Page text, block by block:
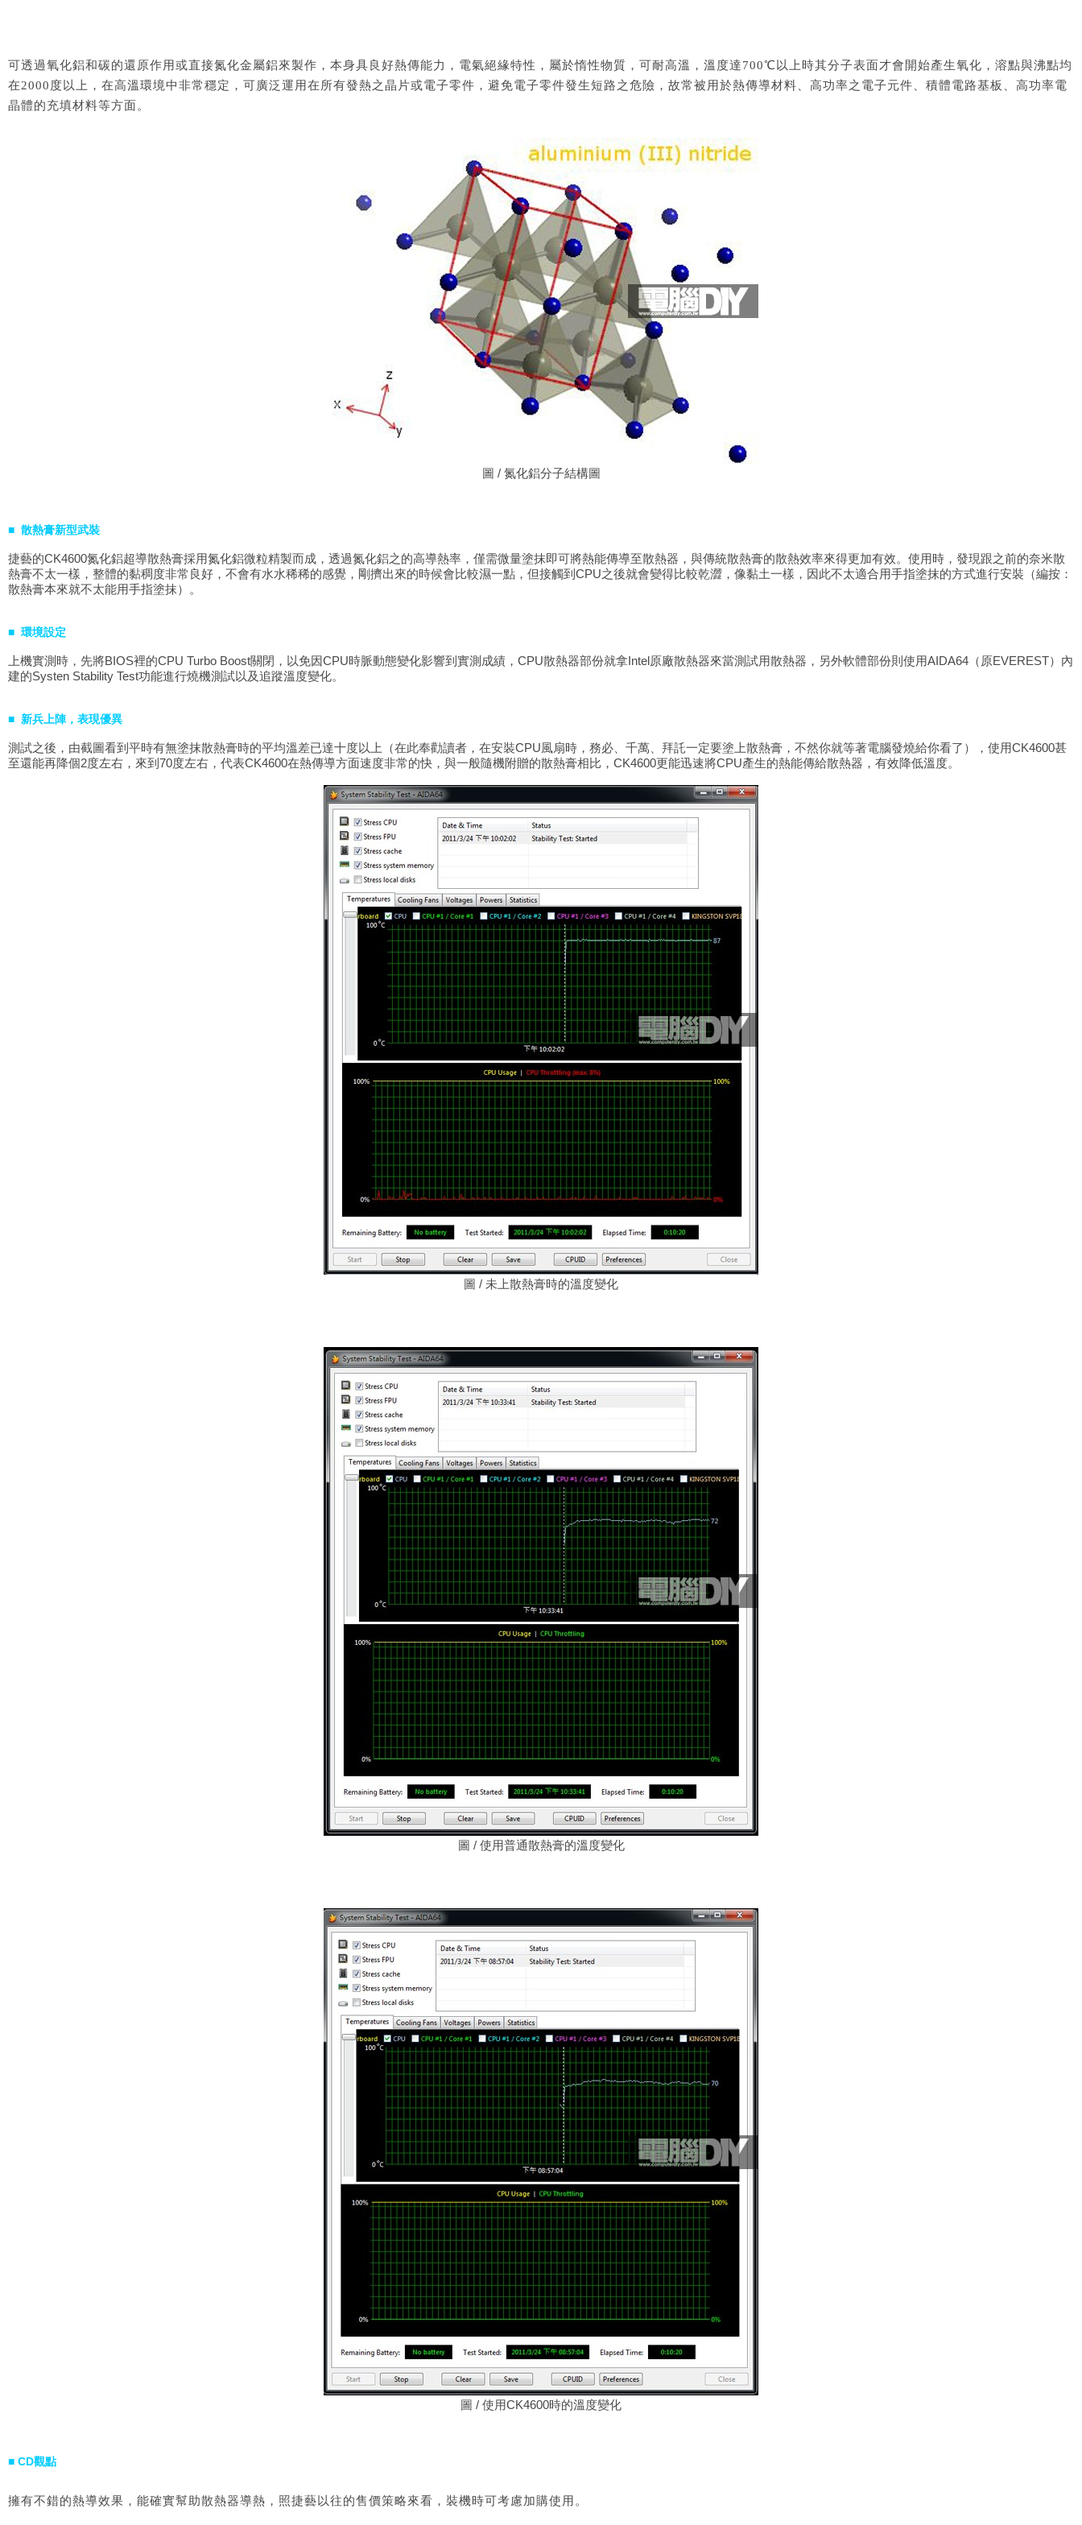
可透過氧化鋁和碳的還原作用或直接氮化金屬鋁來製作，本身具良好熱傳能力，電氣絕緣特性，屬於惰性物質，可耐高溫，溫度達700℃以上時其分子表面才會開始產生氧化，溶點與沸點均
在2000度以上，在高溫環境中非常穩定，可廣泛運用在所有發熱之晶片或電子零件，避免電子零件發生短路之危險，故常被用於熱傳導材料、高功率之電子元件、積體電路基板、高功率電
晶體的充填材料等方面。
圖 / 氮化鋁分子結構圖
■ 散熱膏新型武裝
捷藝的CK4600氮化鋁超導散熱膏採用氮化鋁微粒精製而成，透過氮化鋁之的高導熱率，僅需微量塗抹即可將熱能傳導至散熱器，與傳統散熱膏的散熱效率來得更加有效。使用時，發現跟之前的奈米散
熱膏不太一樣，整體的黏稠度非常良好，不會有水水稀稀的感覺，剛擠出來的時候會比較濕一點，但接觸到CPU之後就會變得比較乾澀，像黏土一樣，因此不太適合用手指塗抹的方式進行安裝（編按：
散熱膏本來就不太能用手指塗抹）。
■ 環境設定
上機實測時，先將BIOS裡的CPU Turbo Boost關閉，以免因CPU時脈動態變化影響到實測成績，CPU散熱器部份就拿Intel原廠散熱器來當測試用散熱器，另外軟體部份則使用AIDA64（原EVEREST）內
建的Systen Stability Test功能進行燒機測試以及追蹤溫度變化。
■ 新兵上陣，表現優異
測試之後，由截圖看到平時有無塗抹散熱膏時的平均溫差已達十度以上（在此奉勸讀者，在安裝CPU風扇時，務必、千萬、拜託一定要塗上散熱膏，不然你就等著電腦發燒給你看了），使用CK4600甚
至還能再降個2度左右，來到70度左右，代表CK4600在熱傳導方面速度非常的快，與一般隨機附贈的散熱膏相比，CK4600更能迅速將CPU產生的熱能傳給散熱器，有效降低溫度。
圖 / 未上散熱膏時的溫度變化
圖 / 使用普通散熱膏的溫度變化
圖 / 使用CK4600時的溫度變化
■ CD觀點
擁有不錯的熱導效果，能確實幫助散熱器導熱，照捷藝以往的售價策略來看，裝機時可考慮加購使用。